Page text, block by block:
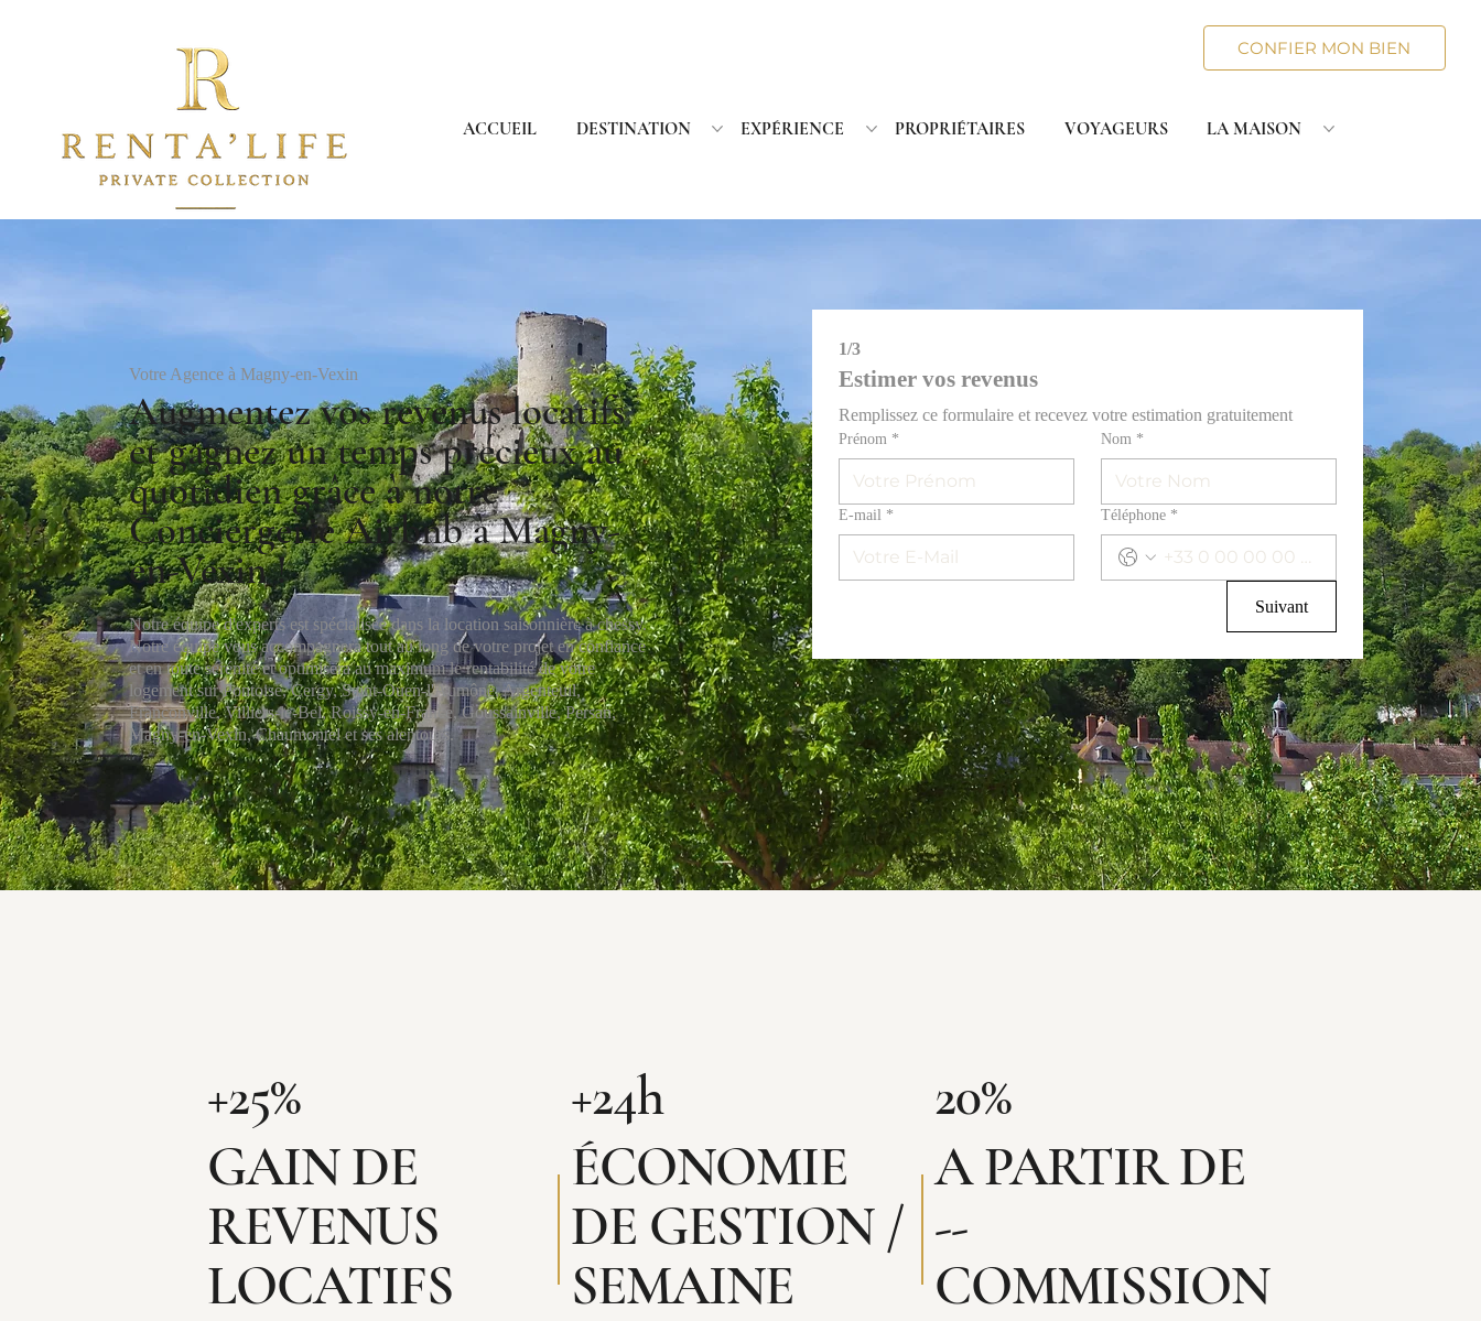
CONFIER MON BIEN
ACCUEIL DESTINATION EXPÉRIENCE PROPRIÉTAIRES VOYAGEURS LA MAISON
Votre Agence à Magny-en-Vexin
Augmentez vos revenus locatifs
et gagnez un temps précieux au
quotidien grâce à notre
Conciergerie Airbnb à Magny-
en-Vexin !
Notre équipe d'experts est spécialisée dans la location saisonnière à chessy.
Notre équipe vous accompagnera tout au long de votre projet en confiance
et en toute sérénité et optimisera au maximum le rentabilité de votre
logement sur Pontoise, Cergy, Saint-Ouen-l'Aumône, Argenteuil,
Franconville, Villiers-le-Bel, Roissy-en-France, Goussainville, Persan,
Magny-en-Vexin, Chaumontel et ses alentours.
1/3
Estimer vos revenus
Remplissez ce formulaire et recevez votre estimation gratuitement
Prénom * Nom *
E‑mail * Téléphone *
Suivant
+25%
GAIN DE
REVENUS
LOCATIFS
+24h
ÉCONOMIE
DE GESTION /
SEMAINE
20%
A PARTIR DE
--
COMMISSION